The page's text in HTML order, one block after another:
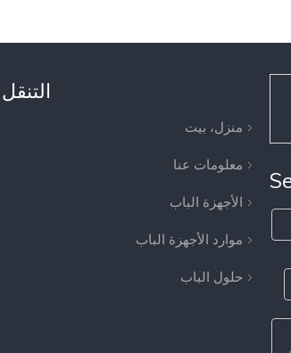
التنقل
منزل، بيت
معلومات عنا
الأجهزة الباب
موارد الأجهزة الباب
حلول الباب